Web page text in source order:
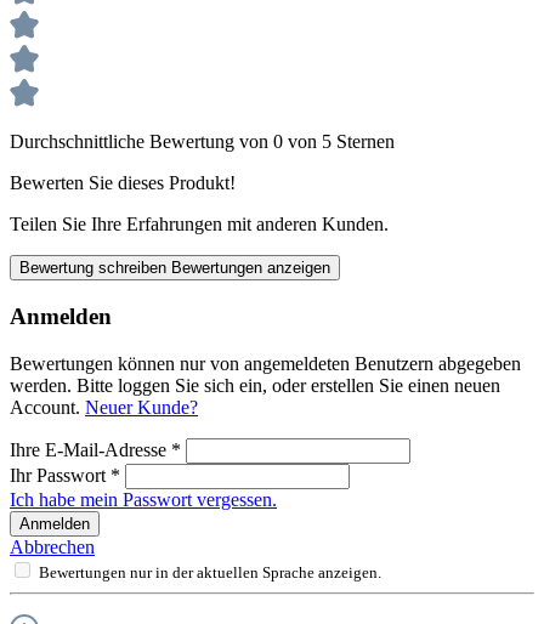
Durchschnittliche Bewertung von 0 von 5 Sternen
Bewerten Sie dieses Produkt!
Teilen Sie Ihre Erfahrungen mit anderen Kunden.
Bewertung schreiben Bewertungen anzeigen
Anmelden
Bewertungen können nur von angemeldeten Benutzern abgegeben
werden. Bitte loggen Sie sich ein, oder erstellen Sie einen neuen
Account. Neuer Kunde?
Ihre E-Mail-Adresse *
Ihr Passwort *
Ich habe mein Passwort vergessen.
Anmelden
Abbrechen
Bewertungen nur in der aktuellen Sprache anzeigen.